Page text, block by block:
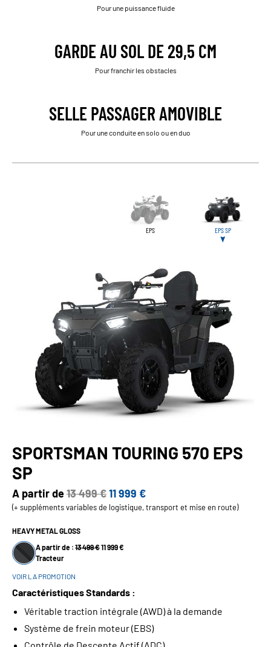
Pour une puissance fluide
GARDE AU SOL DE 29,5 CM
Pour franchir les obstacles
SELLE PASSAGER AMOVIBLE
Pour une conduite en solo ou en duo
EPS EPS SP
SPORTSMAN TOURING 570 EPS
SP
A partir de13 499 €11 999 €
(+ suppléments variables de logistique, transport et mise en route)
HEAVY METAL GLOSS
A partir de : 13 499 €11 999 €
Tracteur
VOIR LA PROMOTION
Caractéristiques Standards :
Véritable traction intégrale (AWD) à la demande
Système de frein moteur (EBS)